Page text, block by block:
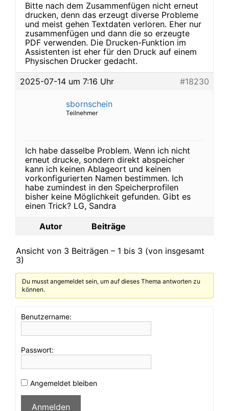
Bitte nach dem Zusammenfügen nicht erneut
drucken, denn das erzeugt diverse Probleme
und meist gehen Textdaten verloren. Eher nur
zusammenfügen und dann die so erzeugte
PDF verwenden. Die Drucken-Funktion im
Assistenten ist eher für den Druck auf einem
Physischen Drucker gedacht.
2025-07-14 um 7:16 Uhr
#18230
sbornschein
Teilnehmer
Ich habe dasselbe Problem. Wenn ich nicht
erneut drucke, sondern direkt abspeicher
kann ich keinen Ablageort und keinen
vorkonfigurierten Namen bestimmen. Ich
habe zumindest in den Speicherprofilen
bisher keine Möglichkeit gefunden. Gibt es
einen Trick? LG, Sandra
Autor
Beiträge
Ansicht von 3 Beiträgen – 1 bis 3 (von insgesamt
3)
Du musst angemeldet sein, um auf dieses Thema antworten zu
können.
Benutzername:
Passwort:
Angemeldet bleiben
Anmelden